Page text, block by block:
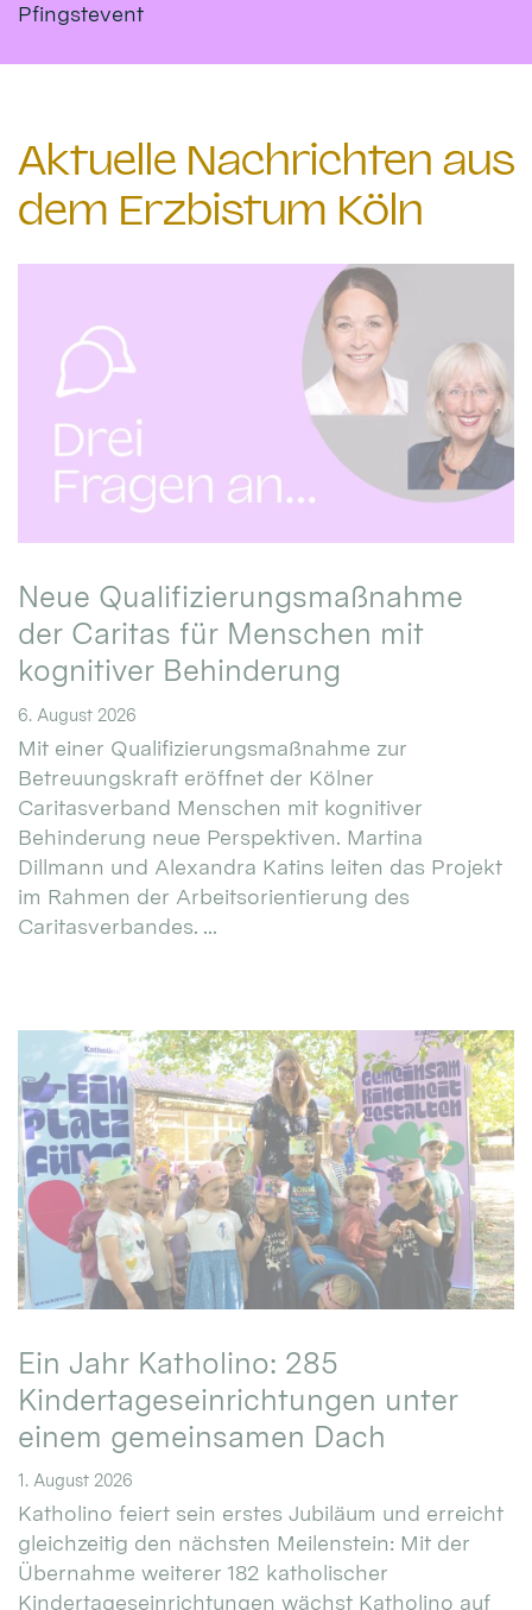
Pfingstevent
Aktuelle Nachrichten aus
dem Erzbistum Köln
Neue Qualifizierungsmaßnahme
der Caritas für Menschen mit
kognitiver Behinderung
6. August 2026
Mit einer Qualifizierungsmaßnahme zur
Betreuungskraft eröffnet der Kölner
Caritasverband Menschen mit kognitiver
Behinderung neue Perspektiven. Martina
Dillmann und Alexandra Katins leiten das Projekt
im Rahmen der Arbeitsorientierung des
Caritasverbandes. ...
Ein Jahr Katholino: 285
Kindertageseinrichtungen unter
einem gemeinsamen Dach
1. August 2026
Katholino feiert sein erstes Jubiläum und erreicht
gleichzeitig den nächsten Meilenstein: Mit der
Übernahme weiterer 182 katholischer
Kindertageseinrichtungen wächst Katholino auf